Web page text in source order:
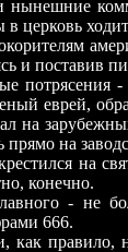
церковь
и поставив
-
еврей,
на
на
на
конечно.
- не
666.